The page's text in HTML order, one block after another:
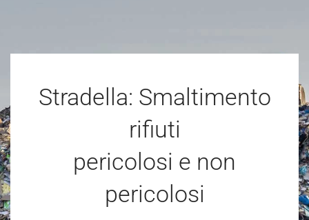
Stradella: Smaltimento
rifiuti
pericolosi e non
pericolosi